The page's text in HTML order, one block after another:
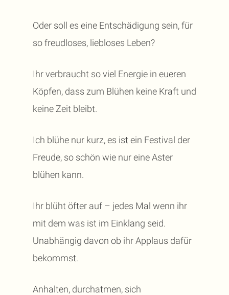
Oder soll es eine Entschädigung sein, für
so freudloses, liebloses Leben?
Ihr verbraucht so viel Energie in eueren
Köpfen, dass zum Blühen keine Kraft und
keine Zeit bleibt.
Ich blühe nur kurz, es ist ein Festival der
Freude, so schön wie nur eine Aster
blühen kann.
Ihr blüht öfter auf – jedes Mal wenn ihr
mit dem was ist im Einklang seid.
Unabhängig davon ob ihr Applaus dafür
bekommst.
Anhalten, durchatmen, sich